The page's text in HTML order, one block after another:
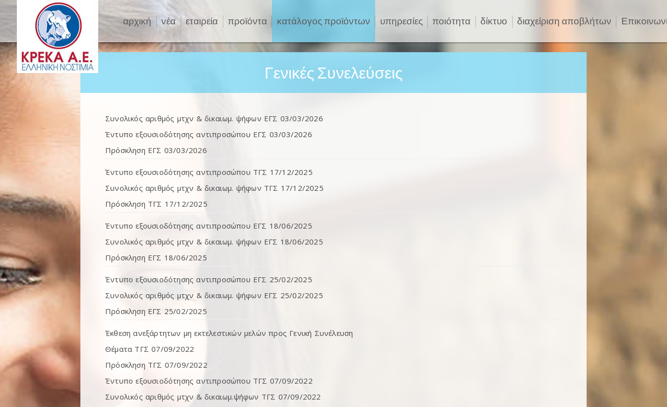
αρχική νέα εταιρεία προϊόντα κατάλογος προϊόντων υπηρεσίες ποιότητα δίκτυο διαχείριση αποβλήτων
Γενικές Συνελεύσεις
Συνολικός αριθμός μτχν & δικαιωμ. ψήφων ΕΓΣ 03/03/2026
Έντυπο εξουσιοδότησης αντιπροσώπου ΕΓΣ 03/03/2026
Πρόσκληση ΕΓΣ 03/03/2026
Έντυπο εξουσιοδότησης αντιπροσώπου ΤΓΣ 17/12/2025
Συνολικός αριθμός μτχν & δικαιωμ. ψήφων ΤΓΣ 17/12/2025
Πρόσκληση ΤΓΣ 17/12/2025
Έντυπο εξουσιοδότησης αντιπροσώπου ΕΓΣ 18/06/2025
Συνολικός αριθμός μτχν & δικαιωμ. ψήφων ΕΓΣ 18/06/2025
Πρόσκληση ΕΓΣ 18/06/2025
Έντυπο εξουσιοδότησης αντιπροσώπου ΕΓΣ 25/02/2025
Συνολικός αριθμός μτχν & δικαιωμ. ψήφων ΕΓΣ 25/02/2025
Πρόσκληση ΕΓΣ 25/02/2025
Έκθεση ανεξάρτητων μη εκτελεστικών μελών προς Γενική Συνέλευση
Θέματα ΤΓΣ 07/09/2022
Πρόσκληση ΤΓΣ 07/09/2022
Έντυπο εξουσιοδότησης αντιπροσώπου ΤΓΣ 07/09/2022
Συνολικός αριθμός μτχν & δικαιωμ.ψήφων ΤΓΣ 07/09/2022